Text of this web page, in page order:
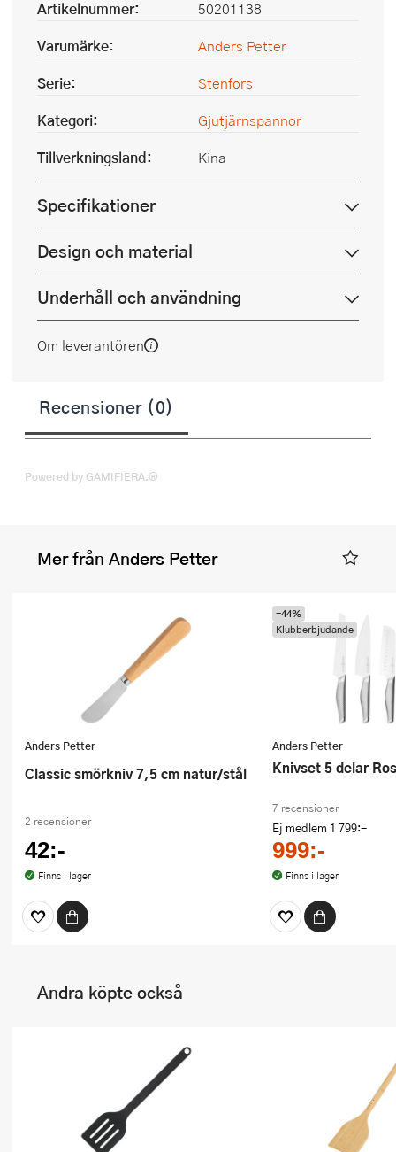
Artikelnummer:
50201138
Varumärke:
Anders Petter
Serie:
Stenfors
Kategori:
Gjutjärnspannor
Tillverkningsland:
Kina
Specifikationer
Design och material
Underhåll och användning
Om leverantören
Recensioner (0)
Powered by GAMIFIERA.®
Mer från Anders Petter
Anders Petter
Classic smörkniv 7,5 cm natur/stål
2 recensioner
42:-
Finns i lager
Anders Petter
Knivset 5 delar
7 recensioner
Ej medlem 1 799:-
999:-
Finns i lager
-44%
Klubberbjudande
Andra köpte också